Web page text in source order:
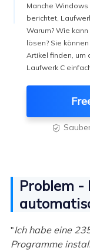
Manche
berichtet,
Warum? Wie
lösen? Sie
Artikel finden, um
Laufwerk C

Problem -
"Ich habe eine
Programme